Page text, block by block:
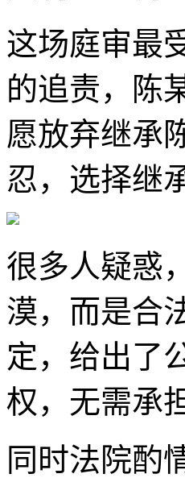
这场庭审最
的追责，陈
愿放弃继承
忍，选择继
很多人疑惑
漠，而是合
定，给出了
权，无需承
同时法院酌